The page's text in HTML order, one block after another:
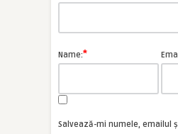
Name:*
Salvează-mi numele, emailul